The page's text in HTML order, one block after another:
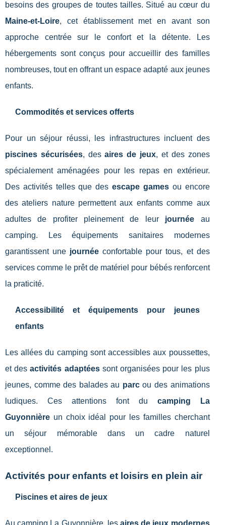
besoins des groupes de toutes tailles. Situé au cœur du
Maine-et-Loire, cet établissement met en avant son
approche centrée sur le confort et la détente. Les
hébergements sont conçus pour accueillir des familles
nombreuses, tout en offrant un espace adapté aux jeunes
enfants.
Commodités et services offerts
Pour un séjour réussi, les infrastructures incluent des
piscines sécurisées, desaires de jeux, et des zones
spécialement aménagées pour les repas en extérieur.
Des activités telles que desescape gamesou encore
des ateliers nature permettent aux enfants comme aux
adultes de profiter pleinement de leur journée au
camping. Les équipements sanitaires modernes
garantissent une journée confortable pour tous, et des
services comme le prêt de matériel pour bébés renforcent
la praticité.
Accessibilité et équipements pour jeunes
enfants
Les allées du camping sont accessibles aux poussettes,
et desactivités adaptéessont organisées pour les plus
jeunes, comme des balades au parcou des animations
ludiques. Ces attentions font du camping La
Guyonnière un choix idéal pour les familles cherchant
un séjour mémorable dans un cadre naturel
exceptionnel.
Activités pour enfants et loisirs en plein air
Piscines et aires de jeux